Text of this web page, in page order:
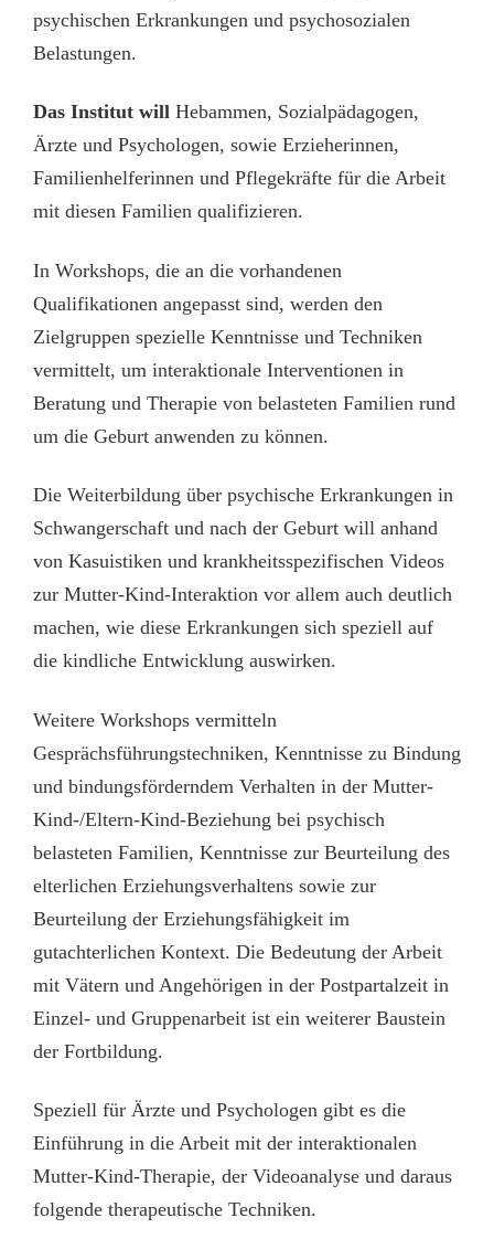
psychischen Erkrankungen und psychosozialen
Belastungen.
Das Institut will Hebammen, Sozialpädagogen,
Ärzte und Psychologen, sowie Erzieherinnen,
Familienhelferinnen und Pflegekräfte für die Arbeit
mit diesen Familien qualifizieren.
In Workshops, die an die vorhandenen
Qualifikationen angepasst sind, werden den
Zielgruppen spezielle Kenntnisse und Techniken
vermittelt, um interaktionale Interventionen in
Beratung und Therapie von belasteten Familien rund
um die Geburt anwenden zu können.
Die Weiterbildung über psychische Erkrankungen in
Schwangerschaft und nach der Geburt will anhand
von Kasuistiken und krankheitsspezifischen Videos
zur Mutter-Kind-Interaktion vor allem auch deutlich
machen, wie diese Erkrankungen sich speziell auf
die kindliche Entwicklung auswirken.
Weitere Workshops vermitteln
Gesprächsführungstechniken, Kenntnisse zu Bindung
und bindungsförderndem Verhalten in der Mutter-
Kind-/Eltern-Kind-Beziehung bei psychisch
belasteten Familien, Kenntnisse zur Beurteilung des
elterlichen Erziehungsverhaltens sowie zur
Beurteilung der Erziehungsfähigkeit im
gutachterlichen Kontext. Die Bedeutung der Arbeit
mit Vätern und Angehörigen in der Postpartalzeit in
Einzel- und Gruppenarbeit ist ein weiterer Baustein
der Fortbildung.
Speziell für Ärzte und Psychologen gibt es die
Einführung in die Arbeit mit der interaktionalen
Mutter-Kind-Therapie, der Videoanalyse und daraus
folgende therapeutische Techniken.